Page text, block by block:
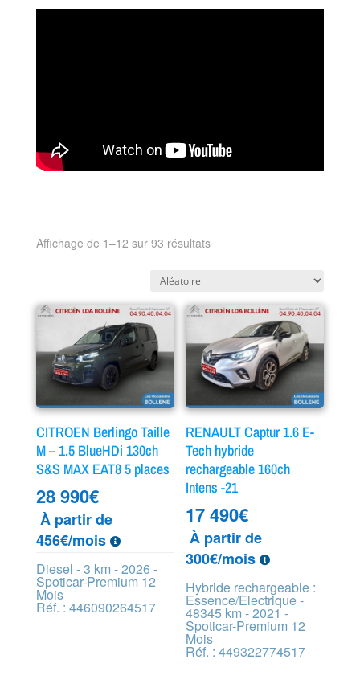
Affichage de 1–12 sur 93 résultats
CITROEN Berlingo Taille
M – 1.5 BlueHDi 130ch
S&S MAX EAT8 5 places
28 990€
À partir de
456€/mois
Diesel - 3 km - 2026 -
Spoticar-Premium 12
Mois
Réf. : 446090264517
RENAULT Captur 1.6 E-
Tech hybride
rechargeable 160ch
Intens -21
17 490€
À partir de
300€/mois
Hybride rechargeable :
Essence/Electrique -
48345 km - 2021 -
Spoticar-Premium 12
Mois
Réf. : 449322774517